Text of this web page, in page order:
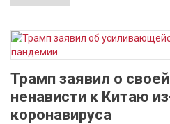
Трамп заявил о
ненависти к Китаю
коронавируса